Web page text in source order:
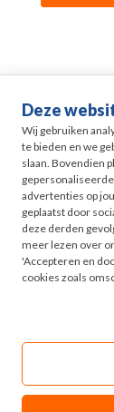
Deze
Wij gebruiken
te bieden en we
slaan. Bovendien
advertenties op
geplaatst door
deze derden
meer lezen over
'Accepteren en
cookies zoals
Life events
Pensioen in
HR
Odyssee